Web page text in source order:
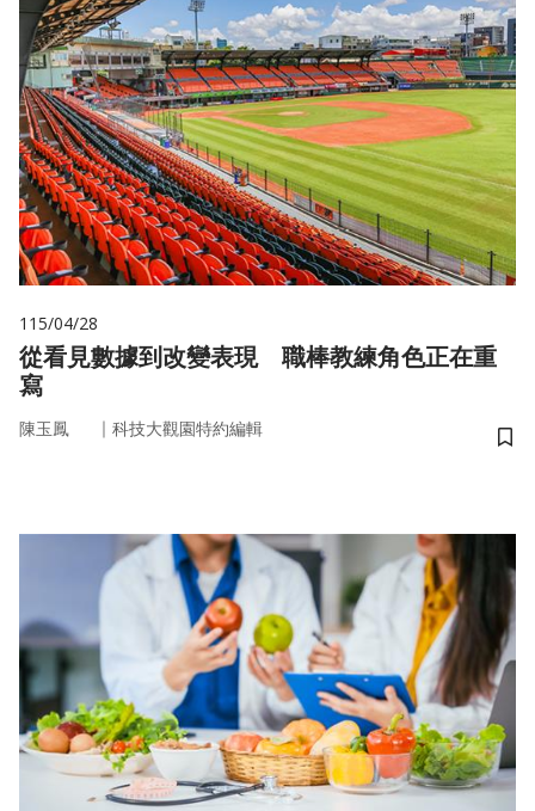
115/04/28
從看見數據到改變表現 職棒教練角色正在重
寫
陳玉鳳 ｜ 科技大觀園特約編輯
儲